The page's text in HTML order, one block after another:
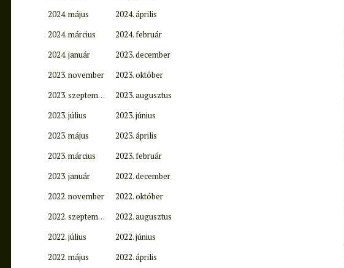
2024. május
2024. április
2024. március
2024. február
2024. január
2023. december
2023. november
2023. október
2023. szeptember
2023. augusztus
2023. július
2023. június
2023. május
2023. április
2023. március
2023. február
2023. január
2022. december
2022. november
2022. október
2022. szeptember
2022. augusztus
2022. július
2022. június
2022. május
2022. április